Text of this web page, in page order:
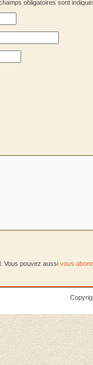
obligatoires sont
Vous pouvez aussi vous